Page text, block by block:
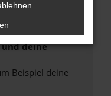
können:
deine
Beispiel deine